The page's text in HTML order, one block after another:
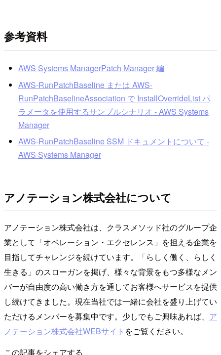
参考資料
AWS Systems ManagerPatch Manager 編
AWS-RunPatchBaseline または AWS-
RunPatchBaselineAssociation で InstallOverrideList パ
ラメータを使用するサンプルシナリオ - AWS Systems
Manager
AWS-RunPatchBaseline SSM ドキュメントについて -
AWS Systems Manager
アノテーション株式会社について
アノテーション株式会社は、クラスメソッド社のグループ企
業として「オペレーション・エクセレンス」を担える企業を
目指してチャレンジを続けています。「らしく働く、らしく
生きる」のスローガンを掲げ、様々な背景をもつ多様なメン
バーが自由度の高い働き方を通してお客様へサービスを提供
し続けてきました。現在当社では一緒に会社を盛り上げてい
ただけるメンバーを募集中です。少しでもご興味あれば、 ア
ノテーション株式会社WEBサイト をご覧ください。
この記事をシェアする